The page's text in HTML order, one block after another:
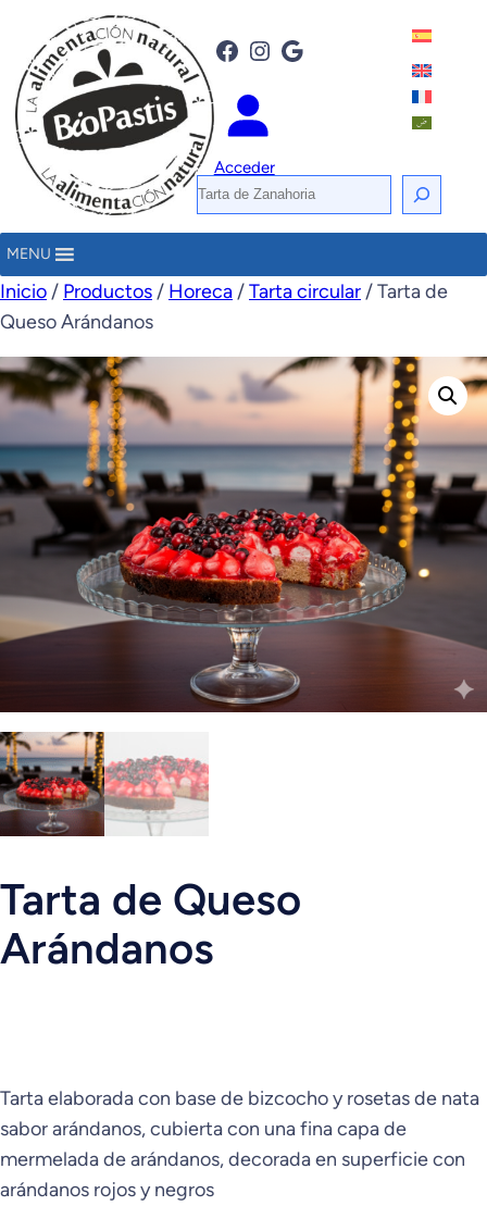
Facebook Instagram Google
Acceder
B
u
c
MENU
Inicio / Productos / Horeca /Tarta circular / Tarta de
Queso Arándanos
Tarta de Queso
Arándanos
Tarta elaborada con base de bizcocho y rosetas de nata
sabor arándanos, cubierta con una fina capa de
mermelada de arándanos, decorada en superficie con
arándanos rojos y negros